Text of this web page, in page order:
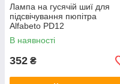
Лампа на гусячій шиї для
підсвічування пюпітра
Alfabeto PD12
В наявності
352 ₴